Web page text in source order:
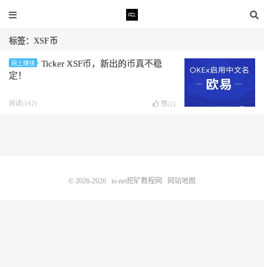
标签：XSF币
网上赚钱
Ticker XSF币，新出的币真不稳
定！
阅读(142) 赞(2)
© 2026-2026 io.net挖矿教程网 网站地图